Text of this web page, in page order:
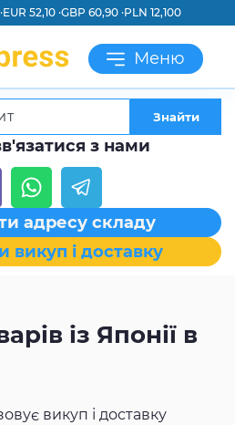
EUR 52,10 ·GBP 60,90 ·PLN 12,100
Меню
Знайти
з нами
адресу складу
викуп і доставку
із Японії в
викуп і доставку